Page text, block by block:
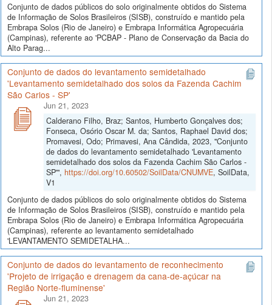
Conjunto de dados públicos do solo originalmente obtidos do Sistema
de Informação de Solos Brasileiros (SISB), construído e mantido pela
Embrapa Solos (Rio de Janeiro) e Embrapa Informática Agropecuária
(Campinas), referente ao 'PCBAP - Plano de Conservação da Bacia do
Alto Parag...
Conjunto de dados do levantamento semidetalhado
'Levantamento semidetalhado dos solos da Fazenda Cachim
São Carlos - SP'
Jun 21, 2023
Calderano Filho, Braz; Santos, Humberto Gonçalves dos;
Fonseca, Osório Oscar M. da; Santos, Raphael David dos;
Promavesi, Odo; Primavesi, Ana Cândida, 2023, "Conjunto
de dados do levantamento semidetalhado 'Levantamento
semidetalhado dos solos da Fazenda Cachim São Carlos -
SP'", https://doi.org/10.60502/SoilData/CNUMVE, SoilData,
V1
Conjunto de dados públicos do solo originalmente obtidos do Sistema
de Informação de Solos Brasileiros (SISB), construído e mantido pela
Embrapa Solos (Rio de Janeiro) e Embrapa Informática Agropecuária
(Campinas), referente ao levantamento semidetalhado
'LEVANTAMENTO SEMIDETALHA...
Conjunto de dados do levantamento de reconhecimento
'Projeto de irrigação e drenagem da cana-de-açúcar na
Região Norte-fluminense'
Jun 21, 2023